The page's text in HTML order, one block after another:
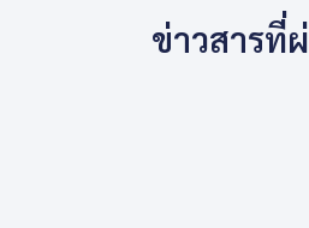
ข่าวสารที่